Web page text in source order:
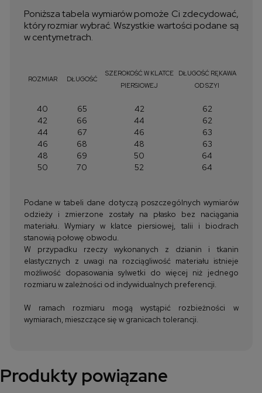
Poniższa tabela wymiarów pomoże Ci zdecydować,
który rozmiar wybrać. Wszystkie wartości podane są
w centymetrach.
ROZMIAR DŁUGOŚĆ
SZEROKOŚĆ W KLATCE
PIERSIOWEJ
DŁUGOŚĆ RĘKAWA
OD SZYI
40 65 42
62
42
66 44
62
44
67 46
63
46
68 48
63
48
69 50
64
50
70 52 64
Podane w tabeli dane dotyczą poszczególnych wymiarów
odzieży i zmierzone zostały na płasko bez naciągania
materiału. Wymiary w klatce piersiowej, talii i biodrach
stanowią połowę obwodu.
W przypadku rzeczy wykonanych z dzianin i tkanin
elastycznych z uwagi na rozciągliwość materiału istnieje
możliwość dopasowania sylwetki do więcej niż jednego
rozmiaru w zależności od indywidualnych preferencji.
W ramach rozmiaru mogą wystąpić rozbieżności w
wymiarach, mieszczące się w granicach tolerancji.
Produkty powiązane